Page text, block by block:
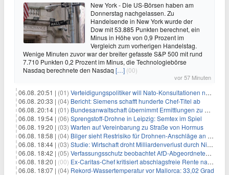
New York - Die US-Börsen haben am
Donnerstag nachgelassen. Zu
Handelsende in New York wurde der
Dow mit 53.885 Punkten berechnet, ein
Minus in Höhe von 0,9 Prozent im
Vergleich zum vorherigen Handelstag.
Wenige Minuten zuvor war der breiter gefasste S&P 500 mit rund
7.710 Punkten 0,2 Prozent im Minus, die Technologiebörse
Nasdaq berechnete den Nasdaq […] (00)
vor 57 Minuten
06.08. 20:51 | (01) Verteidigungspolitiker will Nato-Konsultationen nach Drohnenfund
06.08. 20:33 | (04) Bericht: Siemens schafft hunderte Chef-Titel ab
06.08. 20:14 | (01) Bundesanwaltschaft übernimmt Ermittlungen zu Drohnenvorfall
06.08. 19:54 | (06) Sprengstoff-Drohne in Leipzig: Semtex im Spiel
06.08. 19:20 | (03) Warten auf Vereinbarung zu Straße von Hormus
06.08. 18:58 | (04) Bilger sieht Restrisiko für Drohnen-Anschläge an Flughäfen
06.08. 18:44 | (03) Studie: Wirtschaft droht Milliardenverlust durch Niedrigwasser
06.08. 18:42 | (05) Verfassungsschutz beobachtet AfD-Abgeordneten Nolte
06.08. 18:20 | (00) Ex-Caritas-Chef kritisiert abschlagsfreie Rente nach 45 Jahren
06.08. 18:07 | (04) Rekord-Wassertemperatur vor Mallorca: 33,02 Grad